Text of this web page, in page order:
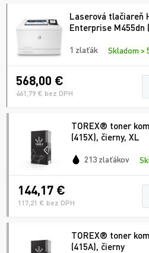
Laserová tlačiareň
Enterprise M455dn
1 zlaťák Skladom >
568,00 €
461,79 € bez DPH
TOREX® toner
(415X), čierny, XL
213 zlaťákov
144,17 €
117,21 € bez DPH
TOREX® toner
(415A), čierny